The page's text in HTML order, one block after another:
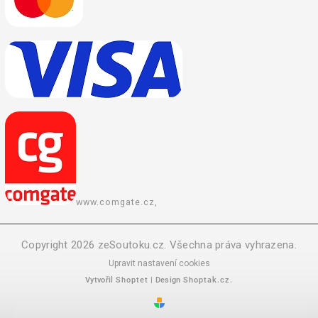
www.comgate.cz,
Copyright 2026 zeSoutoku.cz. Všechna práva vyhrazena.
Upravit nastavení cookies
Vytvořil Shoptet | Design Shoptak.cz.